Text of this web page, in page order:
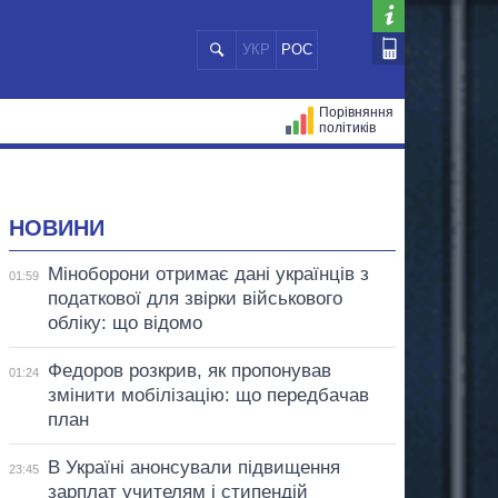
УКР РОС
Порівняння
політиків
НОВИНИ
01:59
Міноборони отримає дані українців з
податкової для звірки військового
обліку: що відомо
01:24
Федоров розкрив, як пропонував
змінити мобілізацію: що передбачав
план
23:45
В Україні анонсували підвищення
зарплат учителям і стипендій